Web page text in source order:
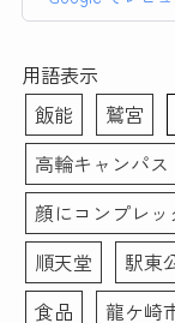
しく仰ってくだ
けることに抵抗
いらっしゃいま
落とせる最低限
(眉描くだけ等)
丈夫だと思いま
メイク前にすぐ
クレンジングシ
しました)
また、メイク＆
普段被写体にな
ました。
そのような者で
丁寧に話を聞き
って下さいまし
メイクは特別な
たプロのメイク
らうなら、下手
らう方がより満
したのですが、
撮影後、要すれ
用語表示
飯能
鷲宮
高輪キャンパス
顔にコンプレッ
順天堂
駅東
食品
龍ケ崎